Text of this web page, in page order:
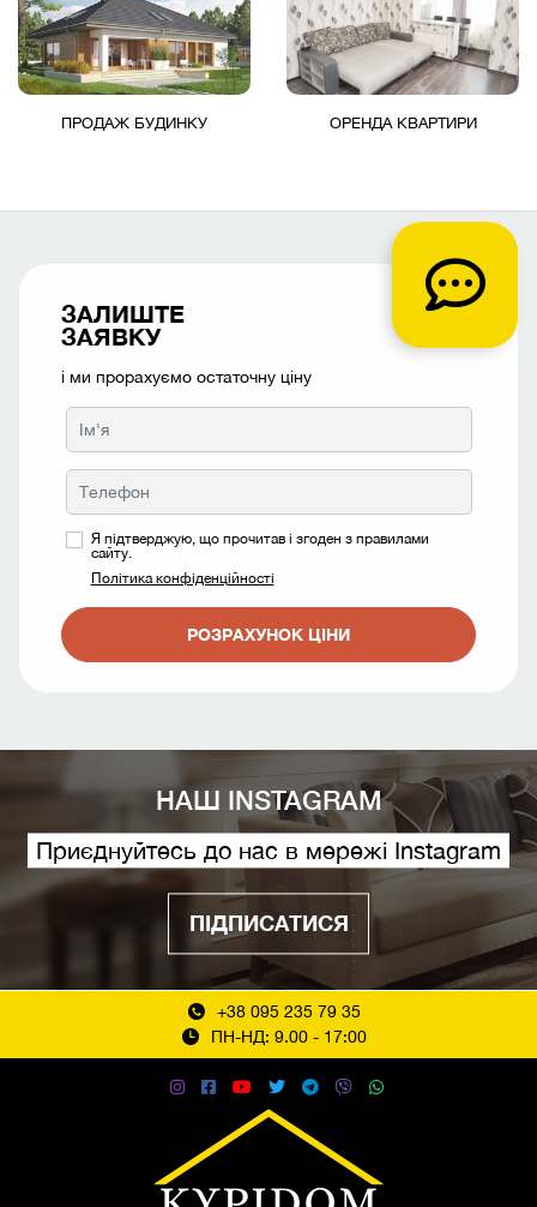
ПРОДАЖ БУДИНКУ ОРЕНДА КВАРТИРИ
ЗАЛИШТЕ
ЗАЯВКУ
і ми прорахуємо остаточну ціну
Я підтверджую, що прочитав і згоден з правилами
сайту.
Політика конфіденційності
РОЗРАХУНОК ЦІНИ
НАШ INSTAGRAM
Приєднуйтесь до нас в мережі Instagram
ПІДПИСАТИСЯ
+38 095 235 79 35
ПН-НД: 9.00 - 17:00